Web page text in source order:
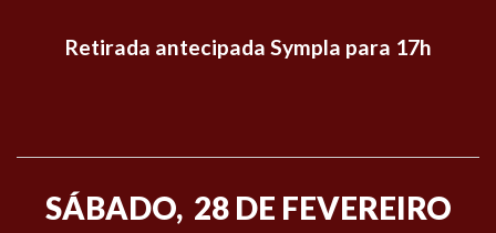
Retirada antecipada Sympla para 17h
SÁBADO, 28 DE FEVEREIRO